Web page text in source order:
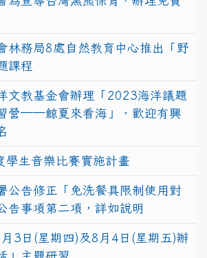
林務局8處自然教育中心推出「野
課程
文教基金會辦理「2023海洋議題
營──鯨夏來看海」，歡迎有興
學生音樂比賽實施計畫
公告修正「免洗餐具限制使用對
告事項第二項，詳如說明
3日(星期四)及8月4日(星期五)辦
」主題研習